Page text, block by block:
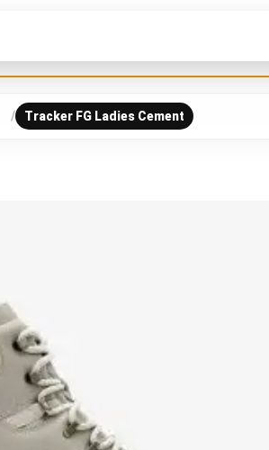
Tracker FG Ladies Cement